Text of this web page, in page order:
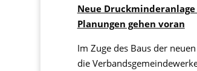
Neue
Planungen gehen voran
Im Zuge des Baus der
die